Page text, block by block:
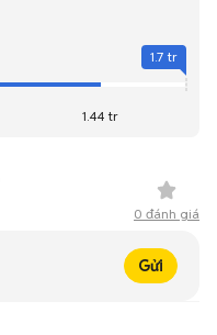
1.44 tr
1.7 tr
0 đánh giá
Gửi